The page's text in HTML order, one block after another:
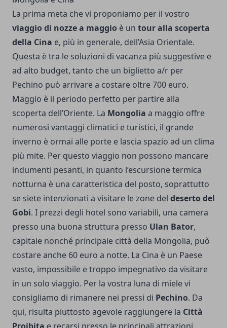
La prima meta che vi proponiamo per il vostro
viaggio di nozze a maggio è un tour alla scoperta
della Cina e, più in generale, dell’Asia Orientale.
Questa è tra le soluzioni di vacanza più suggestive e
ad alto budget, tanto che un biglietto a/r per
Pechino può arrivare a costare oltre 700 euro.
Maggio è il periodo perfetto per partire alla
scoperta dell’Oriente. La Mongolia a maggio offre
numerosi vantaggi climatici e turistici, il grande
inverno è ormai alle porte e lascia spazio ad un clima
più mite. Per questo viaggio non possono mancare
indumenti pesanti, in quanto l’escursione termica
notturna è una caratteristica del posto, soprattutto
se siete intenzionati a visitare le zone del deserto del
Gobi. I prezzi degli hotel sono variabili, una camera
presso una buona struttura presso Ulan Bator,
capitale nonché principale città della Mongolia, può
costare anche 60 euro a notte. La Cina è un Paese
vasto, impossibile e troppo impegnativo da visitare
in un solo viaggio. Per la vostra luna di miele vi
consigliamo di rimanere nei pressi di Pechino. Da
qui, risulta piuttosto agevole raggiungere la Città